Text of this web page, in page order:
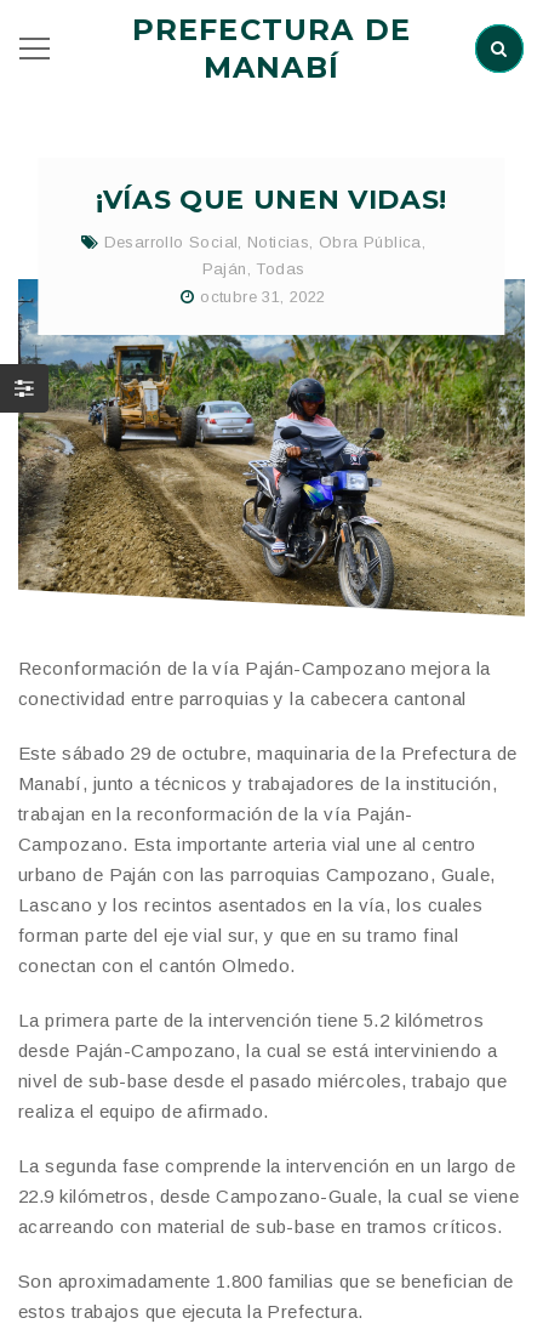
PREFECTURA DE
MANABÍ
¡VÍAS QUE UNEN VIDAS!
Desarrollo Social, Noticias, Obra Pública,
Paján , Todas
octubre 31, 2022
Reconformación de la vía Paján-Campozano mejora la
conectividad entre parroquias y la cabecera cantonal
Este sábado 29 de octubre, maquinaria de la Prefectura de
Manabí, junto a técnicos y trabajadores de la institución,
trabajan en la reconformación de la vía Paján-
Campozano. Esta importante arteria vial une al centro
urbano de Paján con las parroquias Campozano, Guale,
Lascano y los recintos asentados en la vía, los cuales
forman parte del eje vial sur, y que en su tramo final
conectan con el cantón Olmedo.
La primera parte de la intervención tiene 5.2 kilómetros
desde Paján-Campozano, la cual se está interviniendo a
nivel de sub-base desde el pasado miércoles, trabajo que
realiza el equipo de afirmado.
La segunda fase comprende la intervención en un largo de
22.9 kilómetros, desde Campozano-Guale, la cual se viene
acarreando con material de sub-base en tramos críticos.
Son aproximadamente 1.800 familias que se benefician de
estos trabajos que ejecuta la Prefectura.